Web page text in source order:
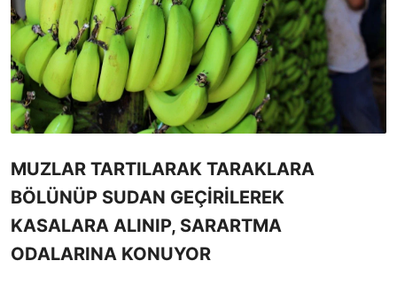
MUZLAR TARTILARAK TARAKLARA
BÖLÜNÜP SUDAN GEÇİRİLEREK
KASALARA ALINIP, SARARTMA
ODALARINA KONUYOR